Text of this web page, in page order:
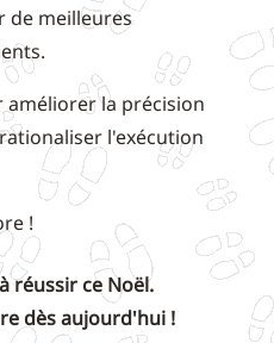
meilleures
améliorer la précision
l'exécution
!
réussir ce Noël.
dès aujourd'hui !